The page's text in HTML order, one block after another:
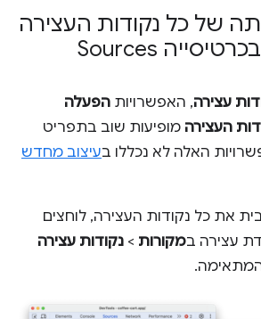
של כל נקודות העצירה
עצירה, האפשרויות הפעלה
העצירה מופיעות שוב בתפריט
האלה לא נכללו בעיצוב מחדש
את כל נקודות העצירה, לוחצים
עצירה במקורות > נקודות עצירה